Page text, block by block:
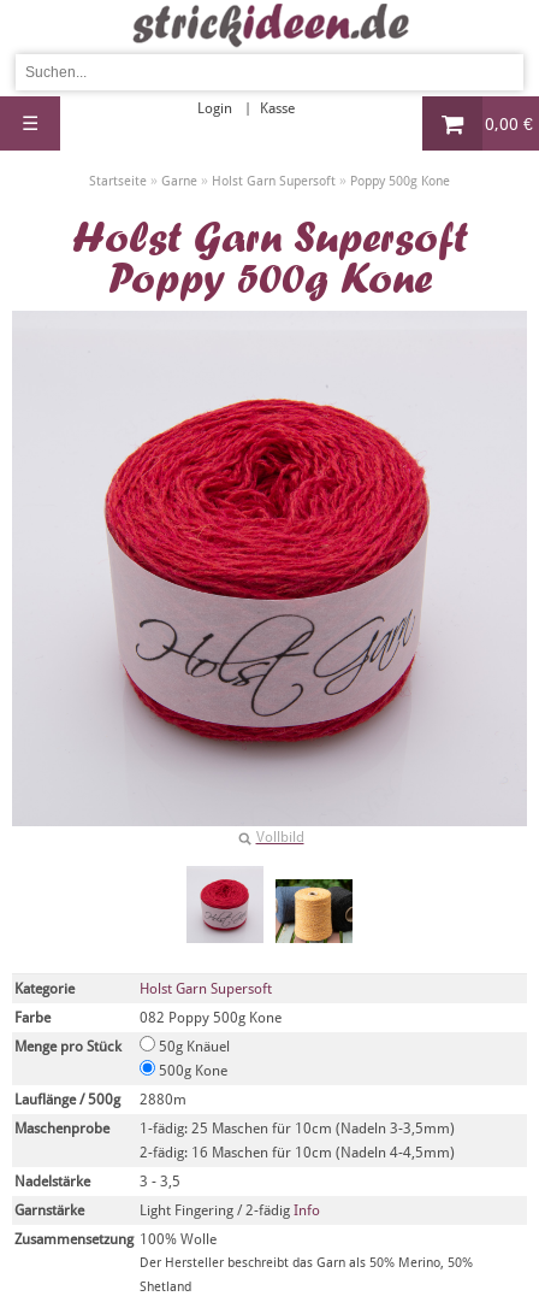
0,00 €
Login Kasse
☰
Startseite » Garne » Holst Garn Supersoft » Poppy 500g Kone
Holst Garn Supersoft
Poppy 500g Kone
Vollbild
Kategorie
Holst Garn Supersoft
Farbe
082 Poppy 500g Kone
Menge pro Stück
50g Knäuel
500g Kone
Lauflänge / 500g
2880m
Maschenprobe
1-fädig: 25 Maschen für 10cm (Nadeln 3-3,5mm)
2-fädig: 16 Maschen für 10cm (Nadeln 4-4,5mm)
Nadelstärke
3 - 3,5
Garnstärke
Light Fingering / 2-fädig Info
Zusammensetzung 100% Wolle
Der Hersteller beschreibt das Garn als 50% Merino, 50%
Shetland